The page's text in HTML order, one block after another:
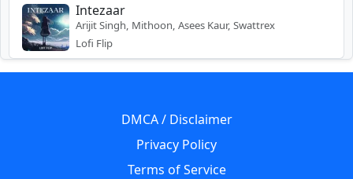
Intezaar
Arijit Singh, Mithoon, Asees Kaur, Swattrex
Lofi Flip
DMCA / Disclaimer
Privacy Policy
Terms of Service